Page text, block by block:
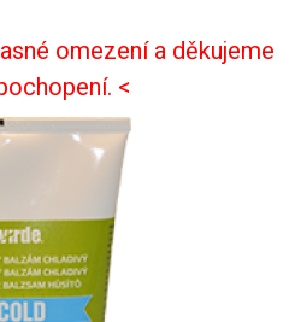
omezení a děkujeme
<